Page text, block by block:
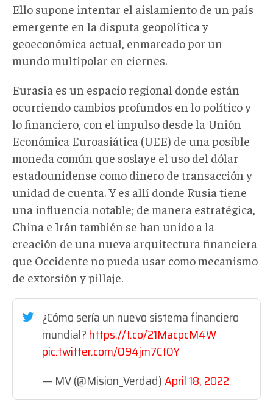
Ello supone intentar el aislamiento de un país
emergente en la disputa geopolítica y
geoeconómica actual, enmarcado por un
mundo multipolar en ciernes.
Eurasia es un espacio regional donde están
ocurriendo cambios profundos en lo político y
lo financiero, con el impulso desde la Unión
Económica Euroasiática (UEE) de una posible
moneda común que soslaye el uso del dólar
estadounidense como dinero de transacción y
unidad de cuenta. Y es allí donde Rusia tiene
una influencia notable; de manera estratégica,
China e Irán también se han unido a la
creación de una nueva arquitectura financiera
que Occidente no pueda usar como mecanismo
de extorsión y pillaje.
¿Cómo sería un nuevo sistema financiero
mundial?https://t.co/21MacpcM4W
pic.twitter.com/O94jm7CtOY
— MV (@Mision_Verdad)April 18, 2022